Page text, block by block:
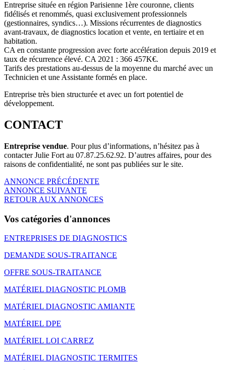
Entreprise située en région Parisienne 1ère couronne, clients
fidélisés et renommés, quasi exclusivement professionnels
(gestionnaires, syndics…). Missions récurrentes de diagnostics
avant-travaux, de diagnostics location et vente, en tertiaire et en
habitation.
CA en constante progression avec forte accélération depuis 2019 et
taux de récurrence élevé. CA 2021 : 366 457K€.
Tarifs des prestations au-dessus de la moyenne du marché avec un
Technicien et une Assistante formés en place.
Entreprise très bien structurée et avec un fort potentiel de
développement.
CONTACT
Entreprise vendue. Pour plus d’informations, n’hésitez pas à
contacter Julie Fort au 07.87.25.62.92. D’autres affaires, pour des
raisons de confidentialité, ne sont pas publiées sur le site.
ANNONCE PRÉCÉDENTE
ANNONCE SUIVANTE
RETOUR AUX ANNONCES
Vos catégories d'annonces
ENTREPRISES DE DIAGNOSTICS
DEMANDE SOUS-TRAITANCE
OFFRE SOUS-TRAITANCE
MATÉRIEL DIAGNOSTIC PLOMB
MATÉRIEL DIAGNOSTIC AMIANTE
MATÉRIEL DPE
MATÉRIEL LOI CARREZ
MATÉRIEL DIAGNOSTIC TERMITES